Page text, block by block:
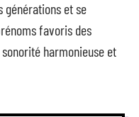
générations et se
favoris des
harmonieuse et